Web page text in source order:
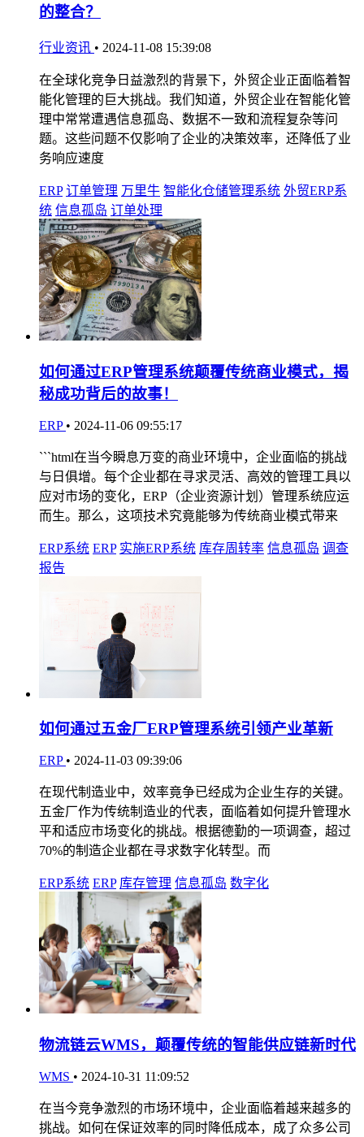
的整合？
行业资讯 • 2024-11-08 15:39:08
在全球化竞争日益激烈的背景下，外贸企业正面临着智
能化管理的巨大挑战。我们知道，外贸企业在智能化管
理中常常遭遇信息孤岛、数据不一致和流程复杂等问
题。这些问题不仅影响了企业的决策效率，还降低了业
务响应速度
ERP 订单管理 万里牛 智能化仓储管理系统 外贸ERP系
统 信息孤岛 订单处理
如何通过ERP管理系统颠覆传统商业模式，揭
秘成功背后的故事！
ERP • 2024-11-06 09:55:17
```html在当今瞬息万变的商业环境中，企业面临的挑战
与日俱增。每个企业都在寻求灵活、高效的管理工具以
应对市场的变化，ERP（企业资源计划）管理系统应运
而生。那么，这项技术究竟能够为传统商业模式带来
ERP系统 ERP 实施ERP系统 库存周转率 信息孤岛 调查
报告
如何通过五金厂ERP管理系统引领产业革新
ERP • 2024-11-03 09:39:06
在现代制造业中，效率竟争已经成为企业生存的关键。
五金厂作为传统制造业的代表，面临着如何提升管理水
平和适应市场变化的挑战。根据德勤的一项调查，超过
70%的制造企业都在寻求数字化转型。而
ERP系统 ERP 库存管理 信息孤岛 数字化
物流链云WMS，颠覆传统的智能供应链新时代
WMS • 2024-10-31 11:09:52
在当今竞争激烈的市场环境中，企业面临着越来越多的
挑战。如何在保证效率的同时降低成本，成了众多公司